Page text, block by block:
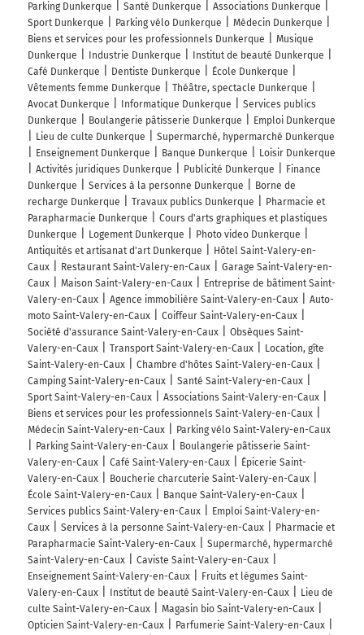
Parking Dunkerque
Santé Dunkerque
Associations Dunkerque
Sport Dunkerque
Parking vélo Dunkerque
Médecin Dunkerque
Biens et services pour les professionnels Dunkerque
Musique
Dunkerque
Industrie Dunkerque
Institut de beauté Dunkerque
Café Dunkerque
Dentiste Dunkerque
École Dunkerque
Vêtements femme Dunkerque
Théâtre, spectacle Dunkerque
Avocat Dunkerque
Informatique Dunkerque
Services publics
Dunkerque
Boulangerie pâtisserie Dunkerque
Emploi Dunkerque
Lieu de culte Dunkerque
Supermarché, hypermarché Dunkerque
Enseignement Dunkerque
Banque Dunkerque
Loisir Dunkerque
Activités juridiques Dunkerque
Publicité Dunkerque
Finance
Dunkerque
Services à la personne Dunkerque
Borne de
recharge Dunkerque
Travaux publics Dunkerque
Pharmacie et
Parapharmacie Dunkerque
Cours d'arts graphiques et plastiques
Dunkerque
Logement Dunkerque
Photo video Dunkerque
Antiquités et artisanat d'art Dunkerque
Hôtel Saint-Valery-en-
Caux
Restaurant Saint-Valery-en-Caux
Garage Saint-Valery-en-
Caux
Maison Saint-Valery-en-Caux
Entreprise de bâtiment Saint-
Valery-en-Caux
Agence immobilière Saint-Valery-en-Caux
Auto-
moto Saint-Valery-en-Caux
Coiffeur Saint-Valery-en-Caux
Société d'assurance Saint-Valery-en-Caux
Obsèques Saint-
Valery-en-Caux
Transport Saint-Valery-en-Caux
Location, gîte
Saint-Valery-en-Caux
Chambre d'hôtes Saint-Valery-en-Caux
Camping Saint-Valery-en-Caux
Santé Saint-Valery-en-Caux
Sport Saint-Valery-en-Caux
Associations Saint-Valery-en-Caux
Biens et services pour les professionnels Saint-Valery-en-Caux
Médecin Saint-Valery-en-Caux
Parking vélo Saint-Valery-en-Caux
Parking Saint-Valery-en-Caux
Boulangerie pâtisserie Saint-
Valery-en-Caux
Café Saint-Valery-en-Caux
Épicerie Saint-
Valery-en-Caux
Boucherie charcuterie Saint-Valery-en-Caux
École Saint-Valery-en-Caux
Banque Saint-Valery-en-Caux
Services publics Saint-Valery-en-Caux
Emploi Saint-Valery-en-
Caux
Services à la personne Saint-Valery-en-Caux
Pharmacie et
Parapharmacie Saint-Valery-en-Caux
Supermarché, hypermarché
Saint-Valery-en-Caux
Caviste Saint-Valery-en-Caux
Enseignement Saint-Valery-en-Caux
Fruits et légumes Saint-
Valery-en-Caux
Institut de beauté Saint-Valery-en-Caux
Lieu de
culte Saint-Valery-en-Caux
Magasin bio Saint-Valery-en-Caux
Opticien Saint-Valery-en-Caux
Parfumerie Saint-Valery-en-Caux